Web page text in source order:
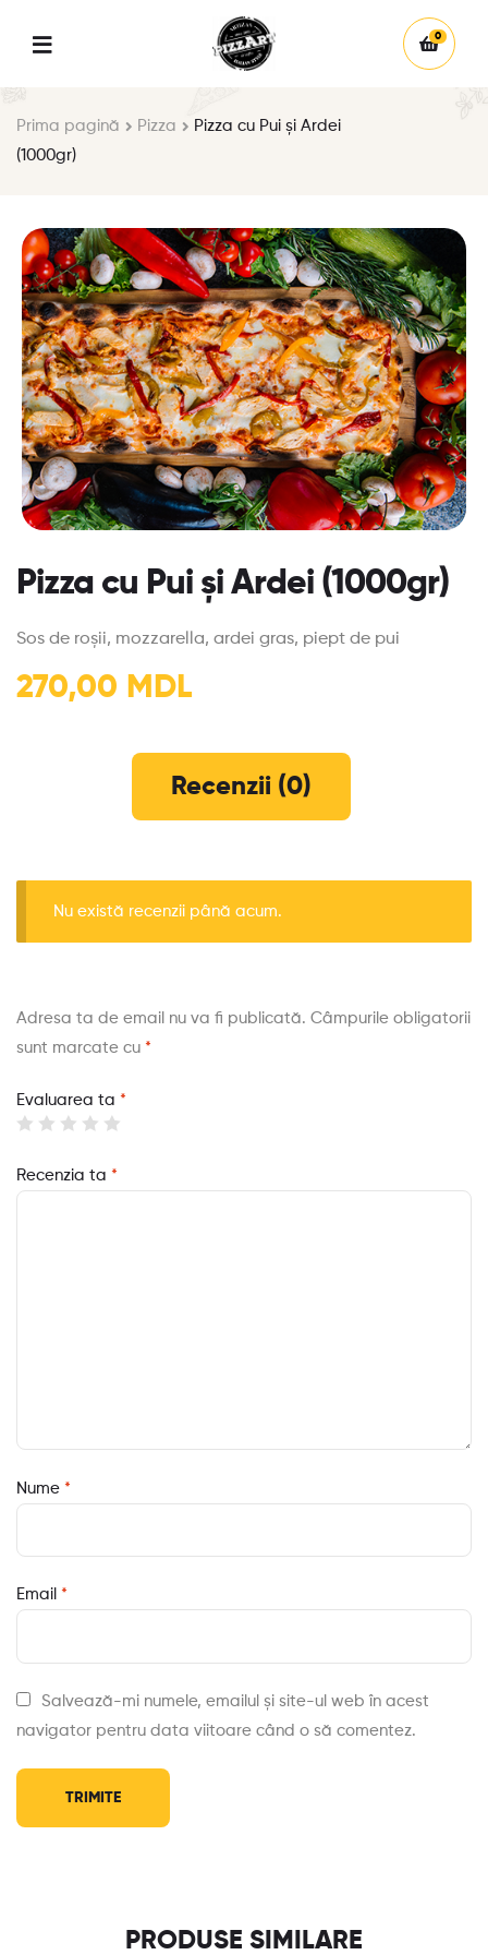
0
Prima pagină Pizza
Pizza cu Pui și Ardei
(1000gr)
Pizza cu Pui și Ardei (1000gr)
Sos de roșii, mozzarella, ardei gras, piept de pui
270,00 MDL
Recenzii (0)
Nu există recenzii până acum.
Adresa ta de email nu va fi publicată. Câmpurile obligatorii
sunt marcate cu *
Evaluarea ta *
Recenzia ta *
Nume *
Email *
Salvează-mi numele, emailul și site-ul web în acest
navigator pentru data viitoare când o să comentez.
PRODUSE SIMILARE